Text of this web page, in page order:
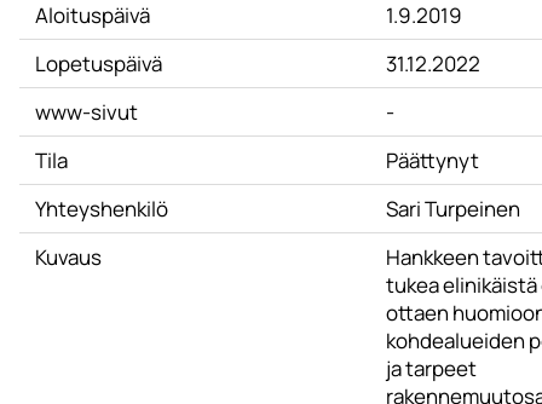
Aloituspäivä
1.9.2019
Lopetuspäivä
31.12.2022
www-sivut
-
Tila
Päättynyt
Yhteyshenkilö
Sari Turpeinen
Kuvaus
Hankkeen
tukea
ottaen
kohdealueiden
ja tarpeet